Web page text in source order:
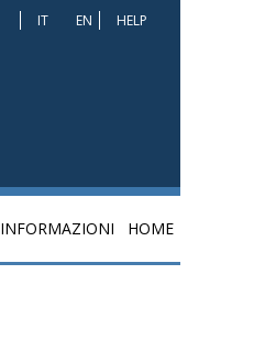
IT EN HELP
INFORMAZIONI HOME